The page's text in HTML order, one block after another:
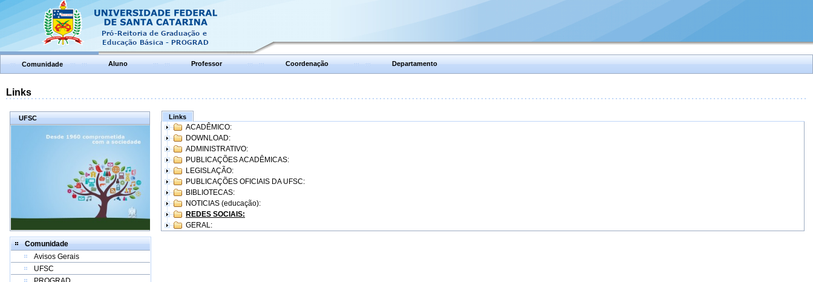
Comunidade Aluno Professor Coordenação Departamento
Links
UFSC
Comunidade
Avisos Gerais
UFSC
Links
ACADÊMICO:
DOWNLOAD:
ADMINISTRATIVO:
PUBLICAÇÕES ACADÊMICAS:
LEGISLAÇÃO:
PUBLICAÇÕES OFICIAIS DA UFSC:
BIBLIOTECAS:
NOTICIAS (educação):
REDES SOCIAIS:
GERAL: